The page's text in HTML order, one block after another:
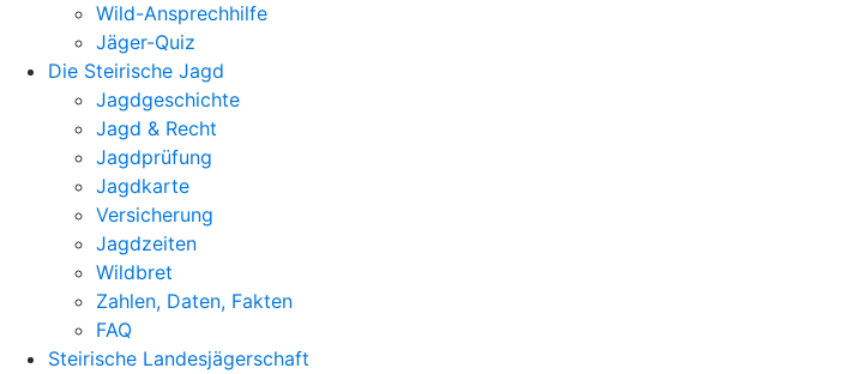
Wild-Ansprechhilfe
Jäger-Quiz
Die Steirische Jagd
Jagdgeschichte
Jagd & Recht
Jagdprüfung
Jagdkarte
Versicherung
Jagdzeiten
Wildbret
Zahlen, Daten, Fakten
FAQ
Steirische Landesjägerschaft